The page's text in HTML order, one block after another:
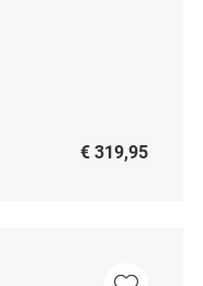
€ 319,95